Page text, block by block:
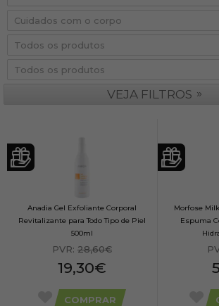
VEJA FILTROS »
Anadia Gel Exfoliante Corporal
Revitalizante para Todo Tipo de Piel
500ml
PVR: 28,60€
19,30€
COMPRAR
Morfose
Espuma